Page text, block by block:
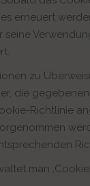
erneuert
seine
zu
die
Richtlinie
man